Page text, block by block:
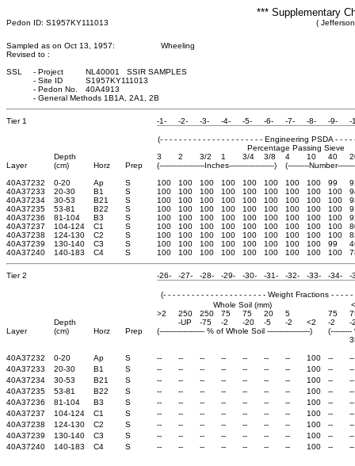
*** Supplementary
Pedon ID: S1957KY111013 (
Sampled as on Oct 13, 1957:
Wheeling
Revised to :
SSL
- Project
NL40001 SSIR SAMPLES
- Site ID
S1957KY111013
- Pedon No.
40A4913
- General Methods 1B1A, 2A1, 2B
Tier 1 -1- -2- -3- -4- -5- -6- -7- -8- -9- -
(- - - - - - - - - - - - - - - - - - - - - - Engineering PSDA - - - -
Percentage Passing Sieve
Depth
3 2 3/2 1 3/4 3/8 4 10 40
Layer
(cm) Horz Prep (-------------------Inches-------------------)
(---------
40A37232
0-20 Ap S 100 100 100 100 100 100 100 100 99
40A37233
20-30 B1 S 100 100 100 100 100 100 100 100 100
40A37234
30-53 B21 S 100 100 100 100 100 100 100 100 100
40A37235
53-81 B22 S 100 100 100 100 100 100 100 100 100
40A37236
81-104 B3 S 100 100 100 100 100 100 100 100 100
40A37237
104-124 C1 S 100 100 100 100 100 100 100 100 100
40A37238
124-130 C2 S 100 100 100 100 100 100 100 100 100
40A37239
130-140 C3 S 100 100 100 100 100 100 100 100 99
40A37240
140-183 C4 S 100 100 100 100 100 100 100 100 100
Tier 2 -26- -27- -28- -29- -30- -31- -32- -33- -34- -
(- - - - - - - - - - - - - - - - - - - - - - Weight Fractions - - - - -
Whole Soil (mm)
>2
250 250 75 75 20 5 75
Depth
-UP -75 -2 -20 -5 -2 <2 -2
-
Layer
(cm) Horz Prep (------------------- % of Whole Soil ------------------)
40A37232 0-20 Ap S -- -- -- -- -- -- -- 100 --
--
40A37233
20-30 B1 S -- -- -- -- -- -- -- 100 --
--
40A37234
30-53 B21 S -- -- -- -- -- -- -- 100 --
--
40A37235
53-81 B22 S -- -- -- -- -- -- -- 100 --
--
40A37236
81-104 B3 S -- -- -- -- -- -- -- 100 --
--
40A37237
104-124 C1 S -- -- -- -- -- -- -- 100 --
--
40A37238
124-130 C2 S -- -- -- -- -- -- -- 100 --
--
40A37239
130-140 C3 S -- -- -- -- -- -- -- 100 --
--
40A37240
140-183 C4 S -- -- -- -- -- -- -- 100 -- --